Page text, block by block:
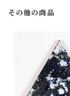
その他の商品